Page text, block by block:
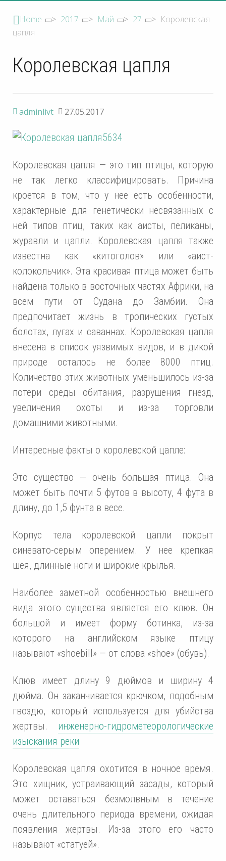
Home > 2017 > Май > 27 > Королевская
цапля
Королевская цапля
adminlivt 27.05.2017
Королевская цапля — это тип птицы, которую
не так легко классифицировать. Причина
кроется в том, что у нее есть особенности,
характерные для генетически несвязанных с
ней типов птиц, таких как аисты, пеликаны,
журавли и цапли. Королевская цапля также
известна как «китоголов» или «аист-
колокольчик». Эта красивая птица может быть
найдена только в восточных частях Африки, на
всем пути от Судана до Замбии. Она
предпочитает жизнь в тропических густых
болотах, лугах и саваннах. Королевская цапля
внесена в список уязвимых видов, и в дикой
природе осталось не более 8000 птиц.
Количество этих животных уменьшилось из-за
потери среды обитания, разрушения гнезд,
увеличения охоты и из-за торговли
домашними животными.
Интересные факты о королевской цапле:
Это существо — очень большая птица. Она
может быть почти 5 футов в высоту, 4 фута в
длину, до 1,5 фунта в весе.
Корпус тела королевской цапли покрыт
синевато-серым оперением. У нее крепкая
шея, длинные ноги и широкие крылья.
Наиболее заметной особенностью внешнего
вида этого существа является его клюв. Он
большой и имеет форму ботинка, из-за
которого на английском языке птицу
называют «shoebill» — от слова «shoe» (обувь).
Клюв имеет длину 9 дюймов и ширину 4
дюйма. Он заканчивается крючком, подобным
гвоздю, который используется для убийства
жертвы. инженерно-гидрометеорологические
изыскания реки
Королевская цапля охотится в ночное время.
Это хищник, устраивающий засады, который
может оставаться безмолвным в течение
очень длительного периода времени, ожидая
появления жертвы. Из-за этого его часто
называют «статуей».